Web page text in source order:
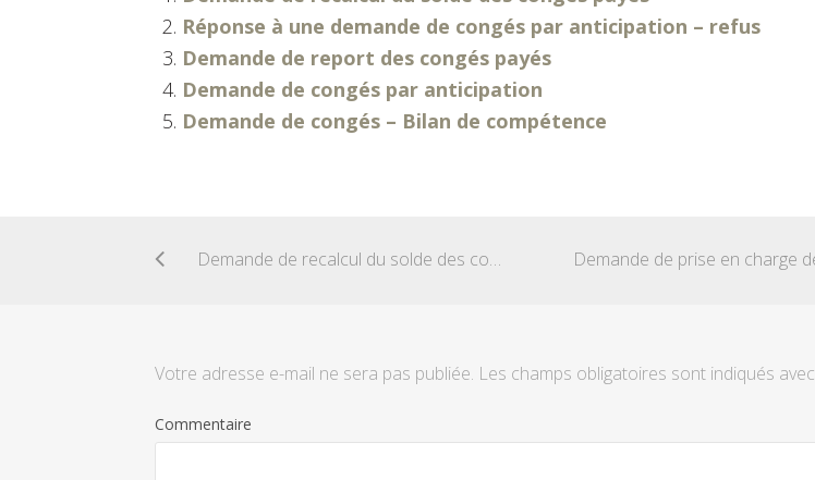
Réponse à une demande de congés par anticipation – refus
Demande de report des congés payés
Demande de congés par anticipation
Demande de congés – Bilan de compétence
Demande de recalcul du solde des congés payés
Votre adresse e-mail ne sera pas publiée. Les champs obligatoires sont indiqués avec
Commentaire